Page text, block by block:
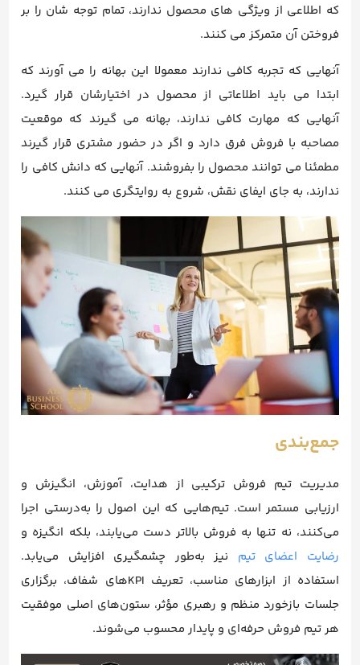
که اطلاعی از ویژگی های محصول ندارند، تمام توجه ‌شان را بر
فروختن آن متمرکز می ‌کنند.
آنهایی که تجربه کافی ندارند معمولا این بهانه را می ‌آورند که
ابتدا می باید اطلاعاتی از محصول در اختیارشان قرار گیرد.
آنهایی که مهارت کافی ندارند، بهانه می ‌گیرند که موقعیت
مصاحبه با فروش فرق دارد و اگر در حضور مشتری قرار گیرند
مطمئنا می‌ توانند محصول را بفروشند. آنهایی که دانش کافی را
ندارند، به جای ایفای نقش، شروع به روایتگری می ‌کنند.
جمع‌بندی
مدیریت تیم فروش ترکیبی از هدایت، آموزش، انگیزش و
ارزیابی مستمر است. تیم‌هایی که این اصول را به‌درستی اجرا
می‌کنند، نه تنها به فروش بالاتر دست می‌یابند، بلکه انگیزه و
رضایت اعضای تیم نیز به‌طور چشمگیری افزایش می‌یابد.
استفاده از ابزارهای مناسب، تعریف KPIهای شفاف، برگزاری
جلسات بازخورد منظم و رهبری مؤثر، ستون‌های اصلی موفقیت
هر تیم فروش حرفه‌ای و پایدار محسوب می‌شوند.